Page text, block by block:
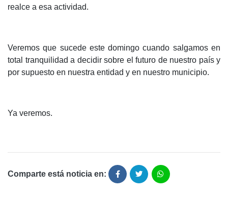
realce a esa actividad.
Veremos que sucede este domingo cuando salgamos en
total tranquilidad a decidir sobre el futuro de nuestro país y
por supuesto en nuestra entidad y en nuestro municipio.
Ya veremos.
Comparte está noticia en: